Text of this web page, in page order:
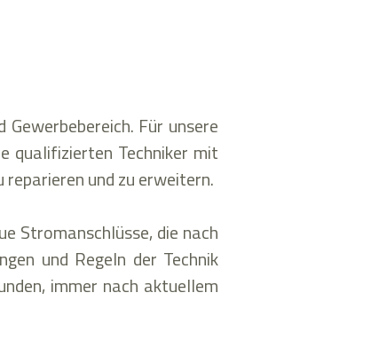
Für unsere
qualifizierten Techniker mit
und zu erweitern.
Stromanschlüsse, die nach
und Regeln der Technik
immer nach aktuellem